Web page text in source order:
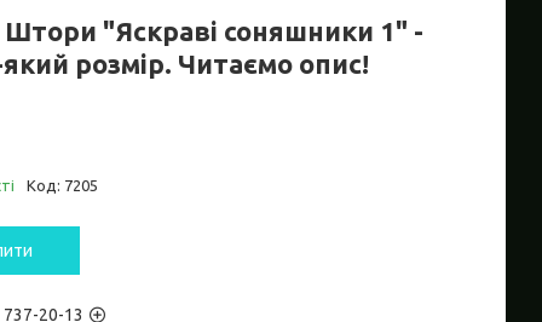
"Яскраві соняшники 1" -
розмір. Читаємо опис!
Код: 7205
737-20-13